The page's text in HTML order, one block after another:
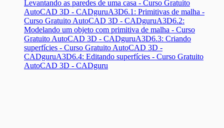
Levantando as paredes de uma casa - Curso Gratuito
AutoCAD 3D - CADguruA3D6.1: Primitivas de malha -
Curso Gratuito AutoCAD 3D - CADguruA3D6.2:
Modelando um objeto com primitiva de malha - Curso
Gratuito AutoCAD 3D - CADguruA3D6.3: Criando
superfícies - Curso Gratuito AutoCAD 3D -
CADguruA3D6.4: Editando superfícies - Curso Gratuito
AutoCAD 3D - CADguru